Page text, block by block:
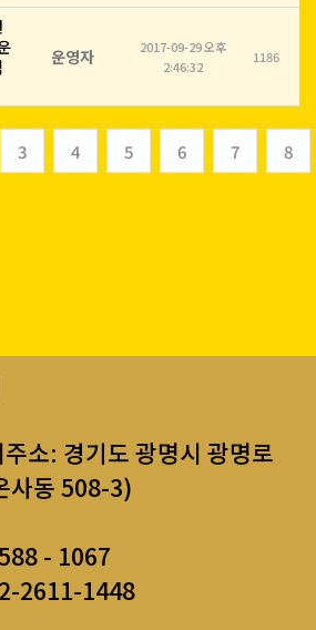
운영자
2017-09-29 오후
2:46:32
1186
3 4 5 6 7 8
소: 경기도 광명시 광명로
사동 508-3)
- 1067
2611-1448